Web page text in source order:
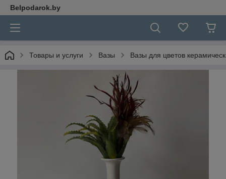
Belpodarok.by
Товары и услуги Вазы Вазы для цветов